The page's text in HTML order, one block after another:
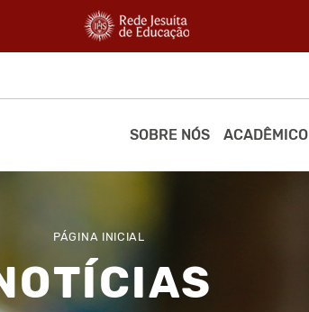
SOBRE NÓS ACADÊMICO
PÁGINA INICIAL